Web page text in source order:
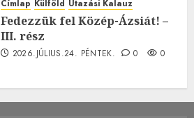
Címlap Külföld Utazási Kalauz
Fedezzük fel Közép-Ázsiát! –
III. rész
2026.JÚLIUS.24. PÉNTEK. 0 0